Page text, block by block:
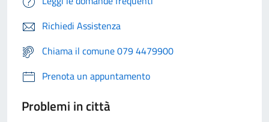
Richiedi Assistenza
Chiama il comune 079 4479900
Prenota un appuntamento
Problemi in città